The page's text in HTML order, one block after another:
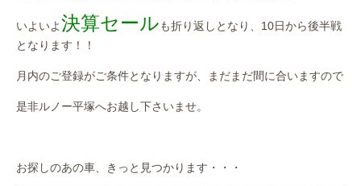
店舗アクセス
いよいよ決算セールも折り返しとなり、10日から後半戦
となります！！
月内のご登録がご条件となりますが、まだまだ間に合いますので
是非ルノー平塚へお越し下さいませ。
お探しのあの車、きっと見つかります・・・